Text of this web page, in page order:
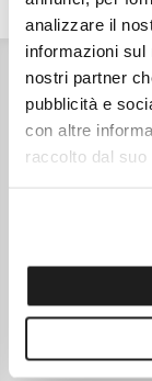
analizzare il
informazioni
nostri partner
pubblicità e
con altre
raccolto dal
DETTAGLI
Peperone
Conservare
Prodotto in
o in una
infusione